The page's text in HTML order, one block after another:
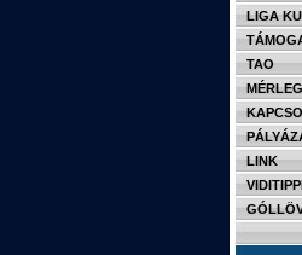
LIGA
TAO
MÉRLEG
LINK